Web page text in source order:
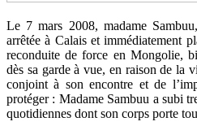
Le 7 mars 2008, madame
arrêtée à Calais et immédiatement
reconduite de force en Mongolie,
dès sa garde à vue, en raison de la
conjoint à son encontre et de
protéger : Madame Sambuu a subi
quotidiennes dont son corps porte